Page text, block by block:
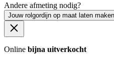
Andere afmeting nodig?
Jouw rolgordijn op maat laten maken
Online bijna uitverkocht